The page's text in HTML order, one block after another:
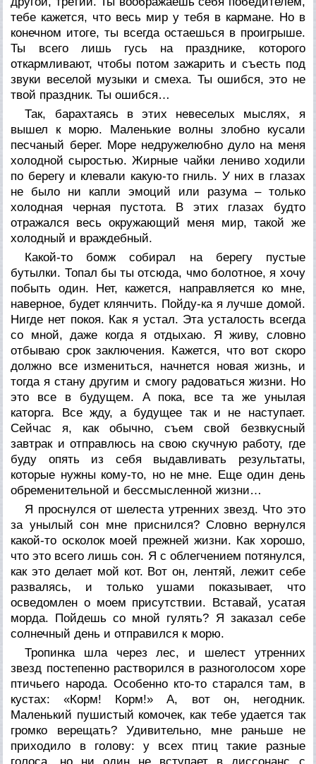
тебе кажется, что весь мир у тебя в кармане. Но в
конечном итоге, ты всегда остаешься в проигрыше.
Ты всего лишь гусь на празднике, которого
откармливают, чтобы потом зажарить и съесть под
звуки веселой музыки и смеха. Ты ошибся, это не
твой праздник. Ты ошибся…
Так, барахтаясь в этих невеселых мыслях, я
вышел к морю. Маленькие волны злобно кусали
песчаный берег. Море недружелюбно дуло на меня
холодной сыростью. Жирные чайки лениво ходили
по берегу и клевали какую-то гниль. У них в глазах
не было ни капли эмоций или разума – только
холодная черная пустота. В этих глазах будто
отражался весь окружающий меня мир, такой же
холодный и враждебный.
Какой-то бомж собирал на берегу пустые
бутылки. Топал бы ты отсюда, чмо болотное, я хочу
побыть один. Нет, кажется, направляется ко мне,
наверное, будет клянчить. Пойду-ка я лучше домой.
Нигде нет покоя. Как я устал. Эта усталость всегда
со мной, даже когда я отдыхаю. Я живу, словно
отбываю срок заключения. Кажется, что вот скоро
должно все измениться, начнется новая жизнь, и
тогда я стану другим и смогу радоваться жизни. Но
это все в будущем. А пока, все та же унылая
каторга. Все жду, а будущее так и не наступает.
Сейчас я, как обычно, съем свой безвкусный
завтрак и отправлюсь на свою скучную работу, где
буду опять из себя выдавливать результаты,
которые нужны кому-то, но не мне. Еще один день
обременительной и бессмысленной жизни…
Я проснулся от шелеста утренних звезд. Что это
за унылый сон мне приснился? Словно вернулся
какой-то осколок моей прежней жизни. Как хорошо,
что это всего лишь сон. Я с облегчением потянулся,
как это делает мой кот. Вот он, лентяй, лежит себе
развалясь, и только ушами показывает, что
осведомлен о моем присутствии. Вставай, усатая
морда. Пойдешь со мной гулять? Я заказал себе
солнечный день и отправился к морю.
Тропинка шла через лес, и шелест утренних
звезд постепенно растворился в разноголосом хоре
птичьего народа. Особенно кто-то старался там, в
кустах: «Корм! Корм!» А, вот он, негодник.
Маленький пушистый комочек, как тебе удается так
громко верещать? Удивительно, мне раньше не
приходило в голову: у всех птиц такие разные